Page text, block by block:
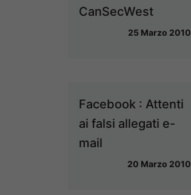
CanSecWest
25 Marzo 2010
Facebook : Attenti
ai falsi allegati e-
mail
20 Marzo 2010